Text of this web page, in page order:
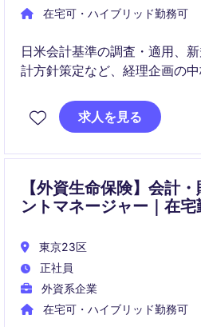
在宅可・ハイブリッド勤務可
日米会計基準の調査・適用、
計方針策定など、経理企画の
監査対応や内部統制、部内支
求人を見る
【外資生命保険】会計
ントマネージャー｜在宅
東京23区
正社員
外資系企業
在宅可・ハイブリッド勤務可